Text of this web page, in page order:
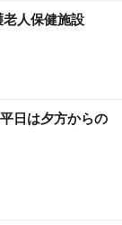
老人保健施設
日は夕方からの